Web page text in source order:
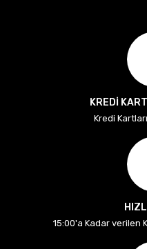
KREDİ
Kredi
15:00'a Kadar verilen